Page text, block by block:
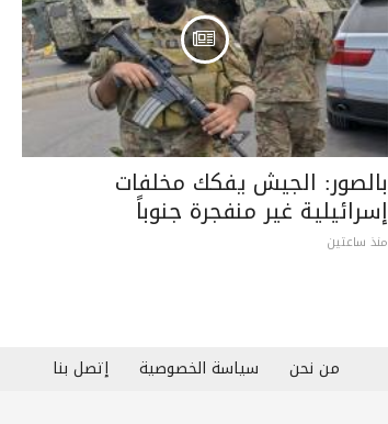
بالصور: الجيش يفكك مخلفات
إسرائيلية غير منفجرة جنوباً
منذ ساعتين
من نحن سياسة الخصوصية إتصل بنا